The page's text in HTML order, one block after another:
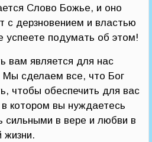
Слово Божье, и оно
с дерзновением и властью
подумать об этом!
вам является для нас
сделаем все, что Бог
чтобы обеспечить для вас
котором вы нуждаетесь
сильными в вере и любви в